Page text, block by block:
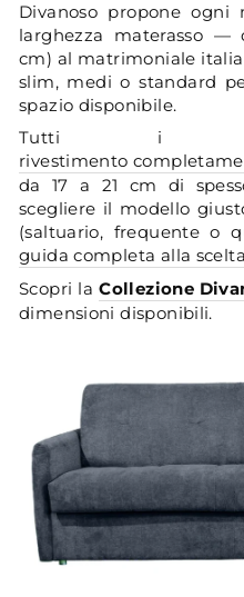
Divanoso propone
larghezza materasso —
cm) al matrimoniale
slim, medi o standard
spazio disponibile.
Tutti i
rivestimento
da 17 a 21 cm di
scegliere il modello
(saltuario, frequente o
guida completa alla
Scopri laCollezione
dimensioni disponibili.